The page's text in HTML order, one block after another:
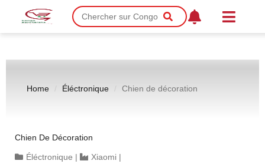
Home Éléctronique Chien de décoration
Chien De Décoration
Éléctronique | Xiaomi |